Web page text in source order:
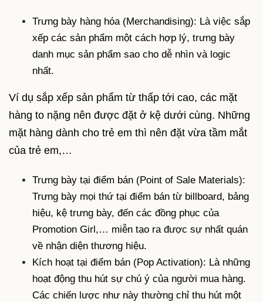
Trưng bày hàng hóa (Merchandising): Là việc sắp
xếp các sản phẩm một cách hợp lý, trưng bày
danh mục sản phẩm sao cho dễ nhìn và logic
nhất.
Ví dụ sắp xếp sản phẩm từ thấp tới cao, các mặt
hàng to nặng nên được đặt ở kệ dưới cùng. Những
mặt hàng dành cho trẻ em thì nên đặt vừa tầm mắt
của trẻ em,…
Trưng bày tại điểm bán (Point of Sale Materials):
Trưng bày mọi thứ tại điểm bán từ billboard, bảng
hiệu, kệ trưng bày, đến các đồng phục của
Promotion Girl,… miễn tạo ra được sự nhất quán
về nhận diện thương hiệu.
Kích hoạt tại điểm bán (Pop Activation): Là những
hoạt động thu hút sự chú ý của người mua hàng.
Các chiến lược như này thường chỉ thu hút một